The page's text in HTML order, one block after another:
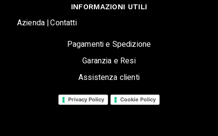
INFORMAZIONI UTILI
Azienda |Contatti
Pagamenti e Spedizione
Garanzia e Resi
Assistenza clienti
Privacy Policy Cookie Policy